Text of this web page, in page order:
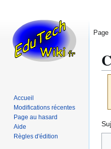
à
à
Page
Accueil
Modifications récentes
Page au hasard
Aide
Règles d'édition